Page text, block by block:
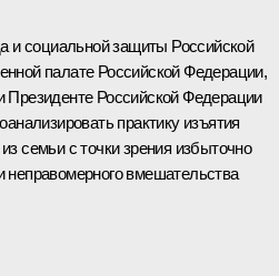
и социальной защиты Российской
палате Российской Федерации,
Президенте Российской Федерации
практику изъятия
семьи с точки зрения избыточно
вмешательства